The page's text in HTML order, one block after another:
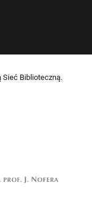
Sieć Biblioteczną.